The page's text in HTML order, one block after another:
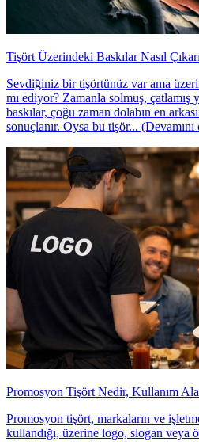
Tişört Üzerindeki Baskılar Nasıl
Sevdiğiniz bir tişörtünüz var ama
mı ediyor? Zamanla solmuş, çatlamış
baskılar, çoğu zaman dolabın en
sonuçlanır. Oysa bu tişör...
Promosyon Tişört Nedir, Kullanım
Promosyon tişört, markaların ve
kullandığı, üzerine logo, slogan veya